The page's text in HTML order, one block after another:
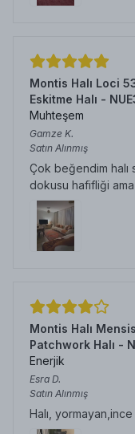
Montis Halı Loci
Eskitme Halı -
Muhteşem
Gamze K.
Satın Alınmış
Çok beğendim halı
dokusu hafifliği ama
Montis Halı
Patchwork Halı -
Enerjik
Esra D.
Satın Alınmış
Halı,